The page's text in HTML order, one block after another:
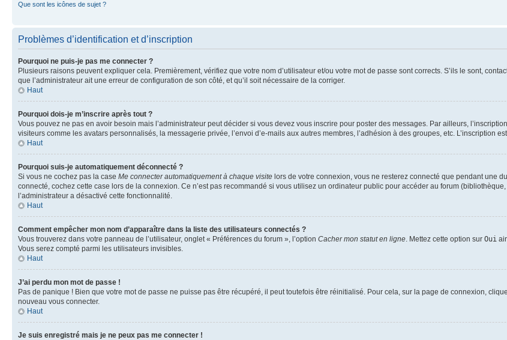
Que sont les icônes de sujet ?
Problèmes d’identification et d’inscription
Pourquoi ne puis-je pas me connecter ?
Plusieurs raisons peuvent expliquer cela. Premièrement, vérifiez que votre nom d’utilisateur et/ou votre mot de passe sont corrects. S’ils le sont,
que l’administrateur ait une erreur de configuration de son côté, et qu’il soit nécessaire de la corriger.
Haut
Pourquoi dois-je m’inscrire après tout ?
Vous pouvez ne pas en avoir besoin mais l’administrateur peut décider si vous devez vous inscrire pour poster des messages. Par ailleurs,
visiteurs comme les avatars personnalisés, la messagerie privée, l’envoi d’e-mails aux autres membres, l’adhésion à des groupes, etc. L’inscription
Haut
Pourquoi suis-je automatiquement déconnecté ?
Si vous ne cochez pas la case Me connecter automatiquement à chaque visite lors de votre connexion, vous ne resterez connecté que pendant une
connecté, cochez cette case lors de la connexion. Ce n’est pas recommandé si vous utilisez un ordinateur public pour accéder au forum
l’administrateur a désactivé cette fonctionnalité.
Haut
Comment empêcher mon nom d’apparaître dans la liste des utilisateurs connectés ?
Vous trouverez dans votre panneau de l’utilisateur, onglet « Préférences du forum », l’option Cacher mon statut en ligne. Mettez cette option sur Oui
Vous serez compté parmi les utilisateurs invisibles.
Haut
J’ai perdu mon mot de passe !
Pas de panique ! Bien que votre mot de passe ne puisse pas être récupéré, il peut toutefois être réinitialisé. Pour cela, sur la page de connexion,
nouveau vous connecter.
Haut
Je suis enregistré mais je ne peux pas me connecter !